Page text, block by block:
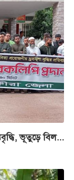
ভূতুড়ে বিল...